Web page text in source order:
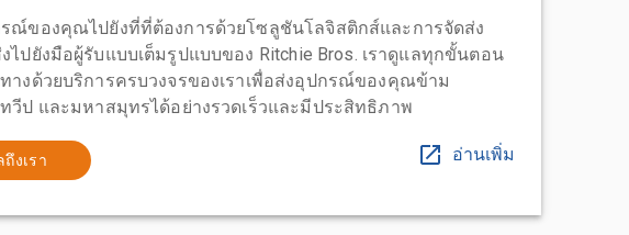
ณ์ของคุณไปยังที่ที่ต้องการด้วยโซลูชันโลจิสติกส์และการจัดส่ง
ไปยังมือผู้รับแบบเต็มรูปแบบของ Ritchie Bros. เราดูแลทุกขั้นตอน
างด้วยบริการครบวงจรของเราเพื่อส่งอุปกรณ์ของคุณข้าม
วีป และมหาสมุทรได้อย่างรวดเร็วและมีประสิทธิภาพ
ถึงเรา อ่านเพิ่ม